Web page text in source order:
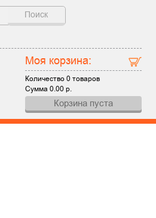
Поиск
Моя корзина:
Количество0 товаров
Сумма0.00 р.
Корзина пуста